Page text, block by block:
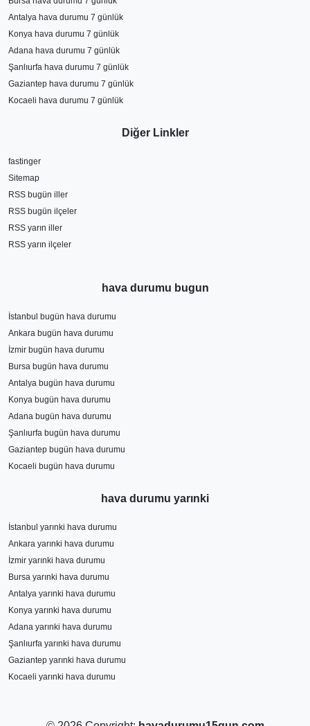
Antalya hava durumu 7 günlük
Konya hava durumu 7 günlük
Adana hava durumu 7 günlük
Şanlıurfa hava durumu 7 günlük
Gaziantep hava durumu 7 günlük
Kocaeli hava durumu 7 günlük
Diğer Linkler
fastinger
Sitemap
RSS bugün iller
RSS bugün ilçeler
RSS yarın iller
RSS yarın ilçeler
hava durumu bugun
İstanbul bugün hava durumu
Ankara bugün hava durumu
İzmir bugün hava durumu
Bursa bugün hava durumu
Antalya bugün hava durumu
Konya bugün hava durumu
Adana bugün hava durumu
Şanlıurfa bugün hava durumu
Gaziantep bugün hava durumu
Kocaeli bugün hava durumu
hava durumu yarınki
İstanbul yarınki hava durumu
Ankara yarınki hava durumu
İzmir yarınki hava durumu
Bursa yarınki hava durumu
Antalya yarınki hava durumu
Konya yarınki hava durumu
Adana yarınki hava durumu
Şanlıurfa yarınki hava durumu
Gaziantep yarınki hava durumu
Kocaeli yarınki hava durumu